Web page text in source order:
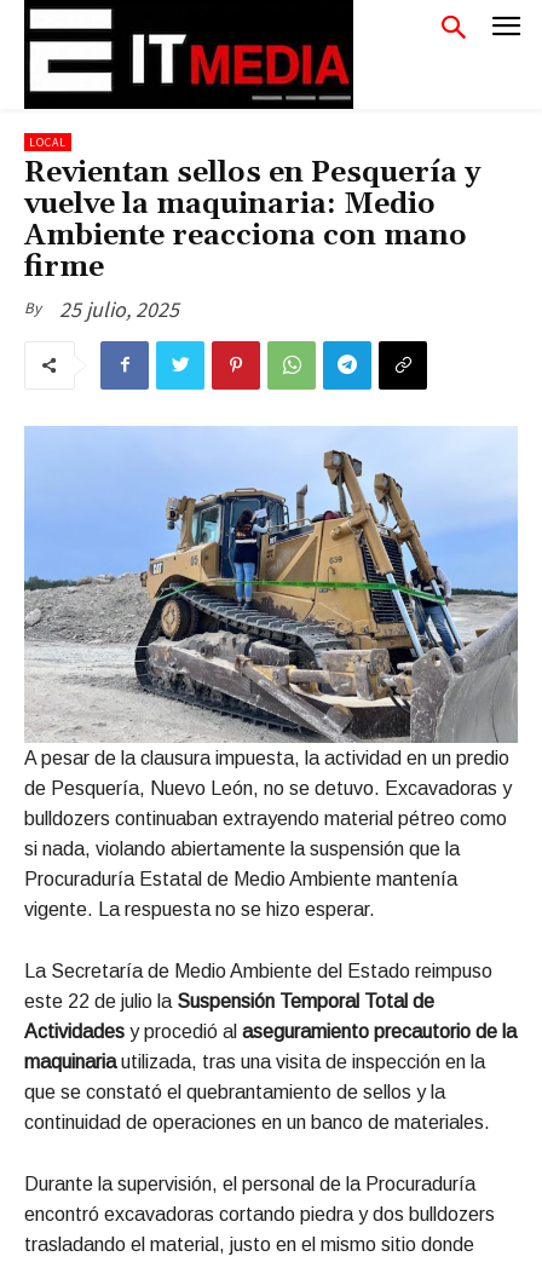
LOCAL
Revientan sellos en Pesquería y
vuelve la maquinaria: Medio
Ambiente reacciona con mano
firme
By 25 julio, 2025
A pesar de la clausura impuesta, la actividad en un predio
de Pesquería, Nuevo León, no se detuvo. Excavadoras y
bulldozers continuaban extrayendo material pétreo como
si nada, violando abiertamente la suspensión que la
Procuraduría Estatal de Medio Ambiente mantenía
vigente. La respuesta no se hizo esperar.
La Secretaría de Medio Ambiente del Estado reimpuso
este 22 de julio la Suspensión Temporal Total de
Actividades y procedió al aseguramiento precautorio de la
maquinariautilizada, tras una visita de inspección en la
que se constató el quebrantamiento de sellos y la
continuidad de operaciones en un banco de materiales.
Durante la supervisión, el personal de la Procuraduría
encontró excavadoras cortando piedra y dos bulldozers
trasladando el material, justo en el mismo sitio donde